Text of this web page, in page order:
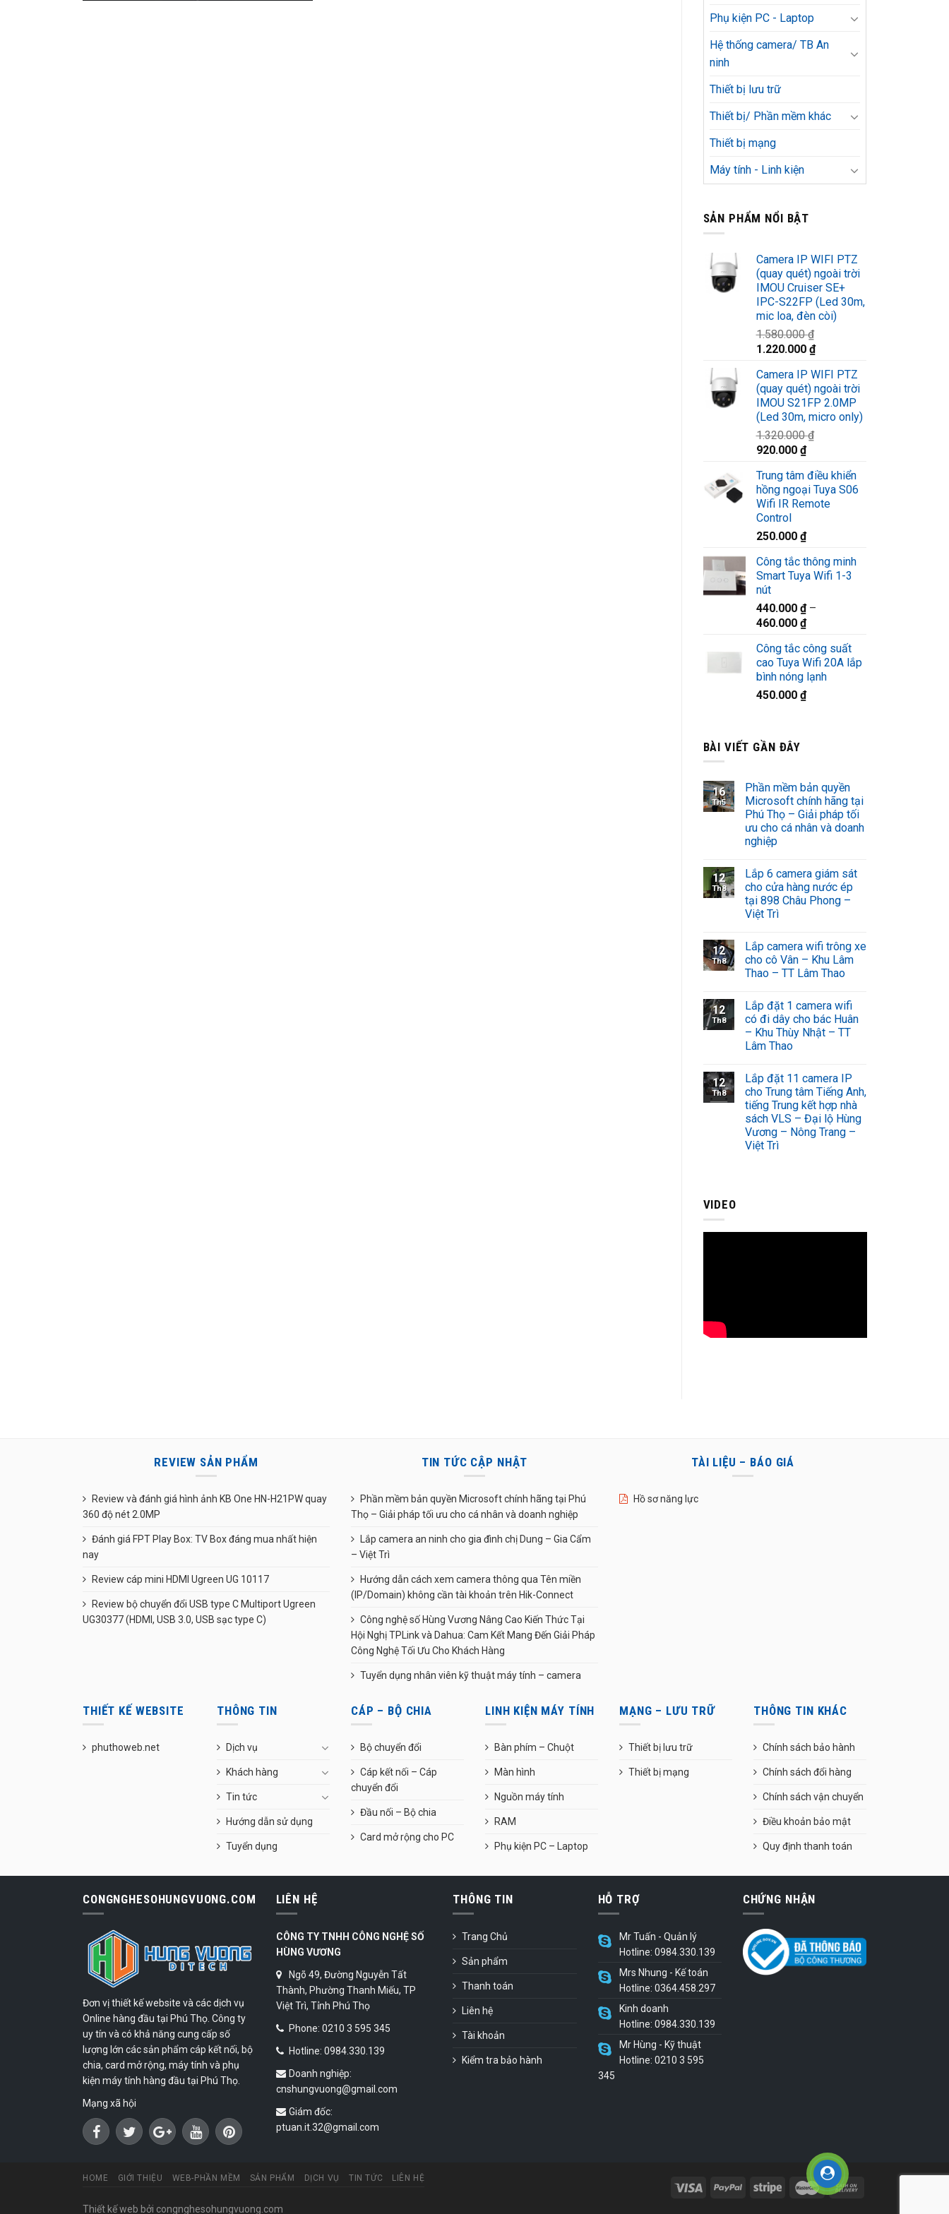
Phụ kiện PC - Laptop
Hệ thống camera/ TB An
ninh
Thiết bị lưu trữ
Thiết bị/ Phần mềm khác
Thiết bị mạng
Máy tính - Linh kiện
SẢN PHẨM NỔI BẬT
Camera IP WIFI PTZ
(quay quét) ngoài trời
IMOU Cruiser SE+
IPC-S22FP (Led 30m,
mic loa, đèn còi)
1.580.000₫
Giá
là:
1.580.000 ₫.
1.220.000 ₫Giá
tại
là:
1.220.000 ₫.
Camera IP WIFI PTZ
(quay quét) ngoài trời
IMOU S21FP 2.0MP
(Led 30m, micro only)
1.320.000₫
Giá
là:
1.320.000 ₫.
920.000 ₫Giá
tại
là:
920.000 ₫.
Trung tâm điều khiển
hồng ngoại Tuya S06
Wifi IR Remote
Control
250.000 ₫
Công tắc thông minh
Smart Tuya Wifi 1-3
nút
440.000 ₫–
460.000 ₫
Công tắc công suất
cao Tuya Wifi 20A lắp
bình nóng lạnh
450.000 ₫
BÀI VIẾT GẦN ĐÂY
16
Th5
Phần mềm bản quyền
Microsoft chính hãng tại
Phú Thọ – Giải pháp tối
ưu cho cá nhân và doanh
nghiệp
12
Th8
Lắp 6 camera giám sát
cho cửa hàng nước ép
tại 898 Châu Phong –
Việt Trì
12
Th8
Lắp camera wifi trông xe
cho cô Vân – Khu Lâm
Thao – TT Lâm Thao
12
Th8
Lắp đặt 1 camera wifi
có đi dây cho bác Huân
– Khu Thùy Nhật – TT
Lâm Thao
12
Th8
Lắp đặt 11 camera IP
cho Trung tâm Tiếng Anh,
tiếng Trung kết hợp nhà
sách VLS – Đại lộ Hùng
Vương – Nông Trang –
Việt Trì
VIDEO
REVIEW SẢN PHẨM
Review và đánh giá hình ảnh KB One HN-H21PW quay
360 độ nét 2.0MP
Đánh giá FPT Play Box: TV Box đáng mua nhất hiện
nay
Review cáp mini HDMI Ugreen UG 10117
Review bộ chuyển đổi USB type C Multiport Ugreen
UG30377 (HDMI, USB 3.0, USB sạc type C)
TIN TỨC CẬP NHẬT
Phần mềm bản quyền Microsoft chính hãng tại Phú
Thọ – Giải pháp tối ưu cho cá nhân và doanh nghiệp
Lắp camera an ninh cho gia đình chị Dung – Gia Cẩm
– Việt Trì
Hướng dẫn cách xem camera thông qua Tên miền
(IP/Domain) không cần tài khoản trên Hik-Connect
Công nghệ số Hùng Vương Nâng Cao Kiến Thức Tại
Hội Nghị TPLink và Dahua: Cam Kết Mang Đến Giải Pháp
Công Nghệ Tối Ưu Cho Khách Hàng
Tuyển dụng nhân viên kỹ thuật máy tính – camera
TÀI LIỆU – BÁO GIÁ
Hồ sơ năng lực
THIẾT KẾ WEBSITE
phuthoweb.net
THÔNG TIN
Dịch vụ
Khách hàng
Tin tức
Hướng dẫn sử dụng
Tuyển dụng
CÁP – BỘ CHIA
Bộ chuyển đổi
Cáp kết nối – Cáp
chuyển đổi
Đầu nối – Bộ chia
Card mở rộng cho PC
LINH KIỆN MÁY TÍNH
Bàn phím – Chuột
Màn hình
Nguồn máy tính
RAM
Phụ kiện PC – Laptop
MẠNG – LƯU TRỮ
Thiết bị lưu trữ
Thiết bị mạng
THÔNG TIN KHÁC
Chính sách bảo hành
Chính sách đổi hàng
Chính sách vận chuyển
Điều khoản bảo mật
Quy định thanh toán
CONGNGHESOHUNGVUONG.COM
Đơn vị thiết kế website và các dịch vụ
Online hàng đầu tại Phú Thọ. Công ty
uy tín và có khả năng cung cấp số
lượng lớn các sản phẩm cáp kết nối, bộ
chia, card mở rộng, máy tính và phụ
kiện máy tính hàng đầu tại Phú Thọ.
Mạng xã hội
LIÊN HỆ
CÔNG TY TNHH CÔNG NGHỆ SỐ
HÙNG VƯƠNG
Ngõ 49, Đường Nguyễn Tất
Thành, Phường Thanh Miếu, TP
Việt Trì, Tỉnh Phú Thọ
Phone: 0210 3 595 345
Hotline: 0984.330.139
Doanh nghiệp:
cnshungvuong@gmail.com
Giám đốc:
ptuan.it.32@gmail.com
THÔNG TIN
Trang Chủ
Sản phẩm
Thanh toán
Liên hệ
Tài khoản
Kiểm tra bảo hành
HỖ TRỢ
Mr Tuấn - Quản lý
Hotline: 0984.330.139
Mrs Nhung - Kế toán
Hotline: 0364.458.297
Kinh doanh
Hotline: 0984.330.139
Mr Hùng - Kỹ thuật
Hotline: 0210 3 595
345
CHỨNG NHẬN
HOME GIỚI THIỆU WEB-PHẦN MỀM SẢN PHẨM DỊCH VỤ TIN TỨC LIÊN HỆ
Thiết kế web bởi congnghesohungvuong.com